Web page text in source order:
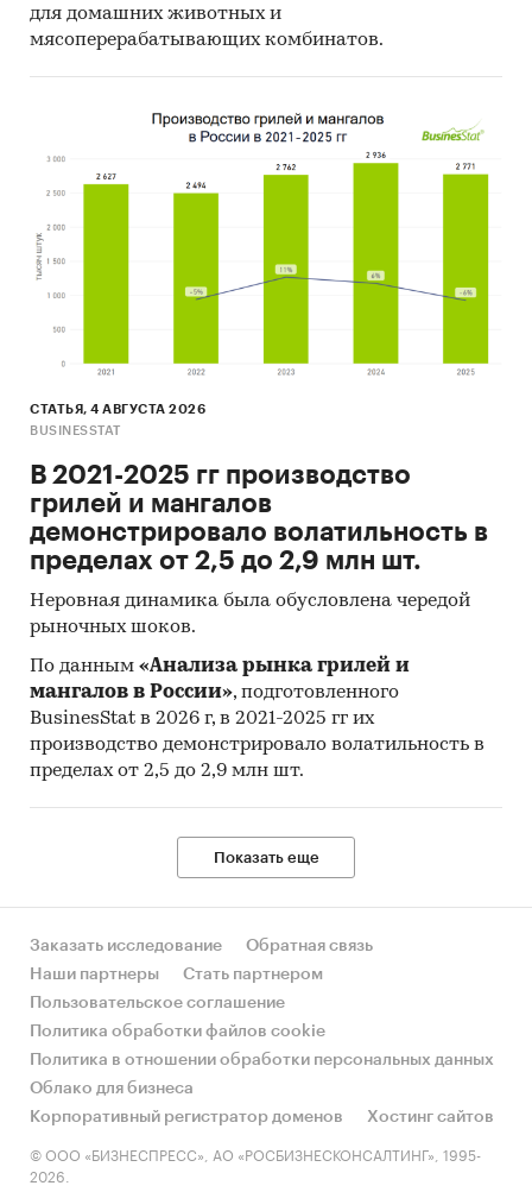
для домашних животных и
мясоперерабатывающих комбинатов.
СТАТЬЯ, 4 АВГУСТА 2026
BUSINESSTAT
В 2021-2025 гг производство
грилей и мангалов
демонстрировало волатильность в
пределах от 2,5 до 2,9 млн шт.
Неровная динамика была обусловлена чередой
рыночных шоков.
По данным «Анализа рынка грилей и
мангалов в России», подготовленного
BusinesStat в 2026 г, в 2021-2025 гг их
производство демонстрировало волатильность в
пределах от 2,5 до 2,9 млн шт.
Показать еще
Заказать исследование
Обратная связь
Наши партнеры
Стать партнером
Пользовательское соглашение
Политика обработки файлов cookie
Политика в отношении обработки персональных данных
Облако для бизнеса
Корпоративный регистратор доменов
Хостинг сайтов
© ООО «БИЗНЕСПРЕСС», АО «РОСБИЗНЕСКОНСАЛТИНГ», 1995-
2026.